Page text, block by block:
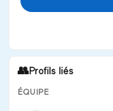
👥Profils liés
ÉQUIPE